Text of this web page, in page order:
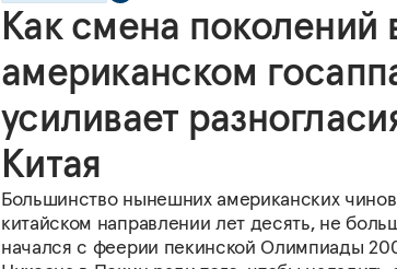
Как смена поколений
американском
усиливает
Китая
Большинство нынешних американских
китайском направлении лет десять, не
начался с феерии пекинской Олимпиады